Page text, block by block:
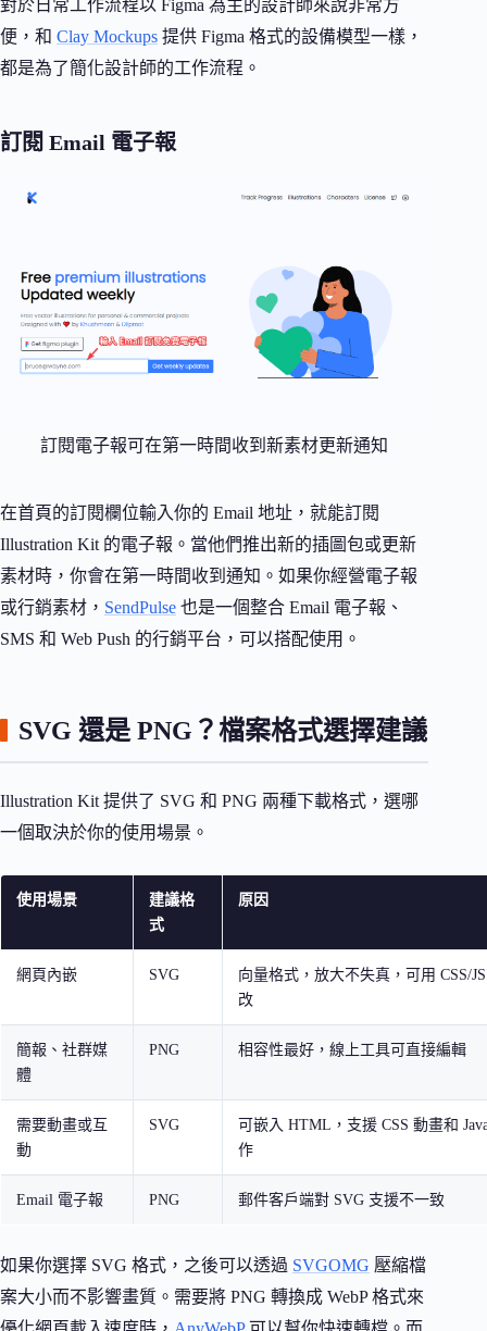
對於日常工作流程以 Figma 為主的設計師來說非常方
便，和 Clay Mockups 提供 Figma 格式的設備模型一樣，
都是為了簡化設計師的工作流程。
訂閱 Email 電子報
訂閱電子報可在第一時間收到新素材更新通知
在首頁的訂閱欄位輸入你的 Email 地址，就能訂閱
Illustration Kit 的電子報。當他們推出新的插圖包或更新
素材時，你會在第一時間收到通知。如果你經營電子報
或行銷素材， SendPulse 也是一個整合 Email 電子報、
SMS 和 Web Push 的行銷平台，可以搭配使用。
SVG 還是 PNG？檔案格式選擇建議
Illustration Kit 提供了 SVG 和 PNG 兩種下載格式，選哪
一個取決於你的使用場景。
使用場景
建議格
式
原因
網頁內嵌 SVG
向量格式，放大不失真，可用 CSS/
改
簡報、社群媒
體
PNG 相容性最好，線上工具可直接編輯
需要動畫或互
動
SVG
可嵌入 HTML，支援 CSS 動畫和
作
Email 電子報 PNG 郵件客戶端對 SVG 支援不一致
如果你選擇 SVG 格式，之後可以透過 SVGOMG 壓縮檔
案大小而不影響畫質。需要將 PNG 轉換成 WebP 格式來